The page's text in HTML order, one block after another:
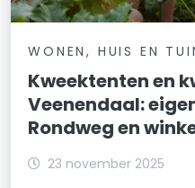
WONEN, HUIS EN
Kweektenten en
Veenendaal:
Rondweg en
23 november 2025